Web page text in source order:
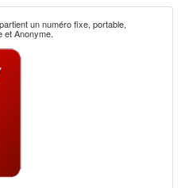
un numéro fixe, portable,
et Anonyme.